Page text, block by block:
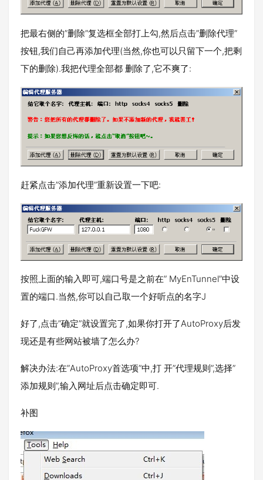
把最右侧的”删除”复选框全部打上勾,然后点击”删除代理”
按钮,我们自己再添加代理(当然,你也可以只留下一个,把剩
下的删除).我把代理全部都 删除了,它不爽了:
赶紧点击”添加代理”重新设置一下吧:
按照上面的输入即可,端口号是之前在” MyEnTunnel”中设
置的端口.当然,你可以自己取一个好听点的名字J
好了,点击”确定”就设置完了,如果你打开了AutoProxy后发
现还是有些网站被墙了怎么办?
解决办法:在”AutoProxy首选项”中,打 开”代理规则”,选择”
添加规则”,输入网址后点击确定即可.
补图